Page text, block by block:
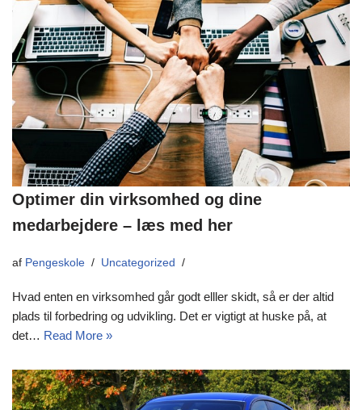
Optimer din virksomhed og dine
medarbejdere – læs med her
af Pengeskole Uncategorized
Hvad enten en virksomhed går godt elller skidt, så er der altid
plads til forbedring og udvikling. Det er vigtigt at huske på, at
det… Read More »